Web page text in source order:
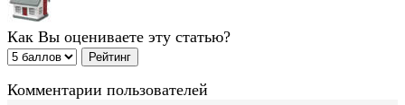
Как Вы оцениваете эту статью?
Комментарии пользователей